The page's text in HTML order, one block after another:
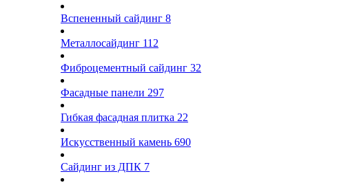
Вспененный сайдинг 8
Металлосайдинг 112
Фиброцементный сайдинг 32
Фасадные панели 297
Гибкая фасадная плитка 22
Искусственный камень 690
Сайдинг из ДПК 7